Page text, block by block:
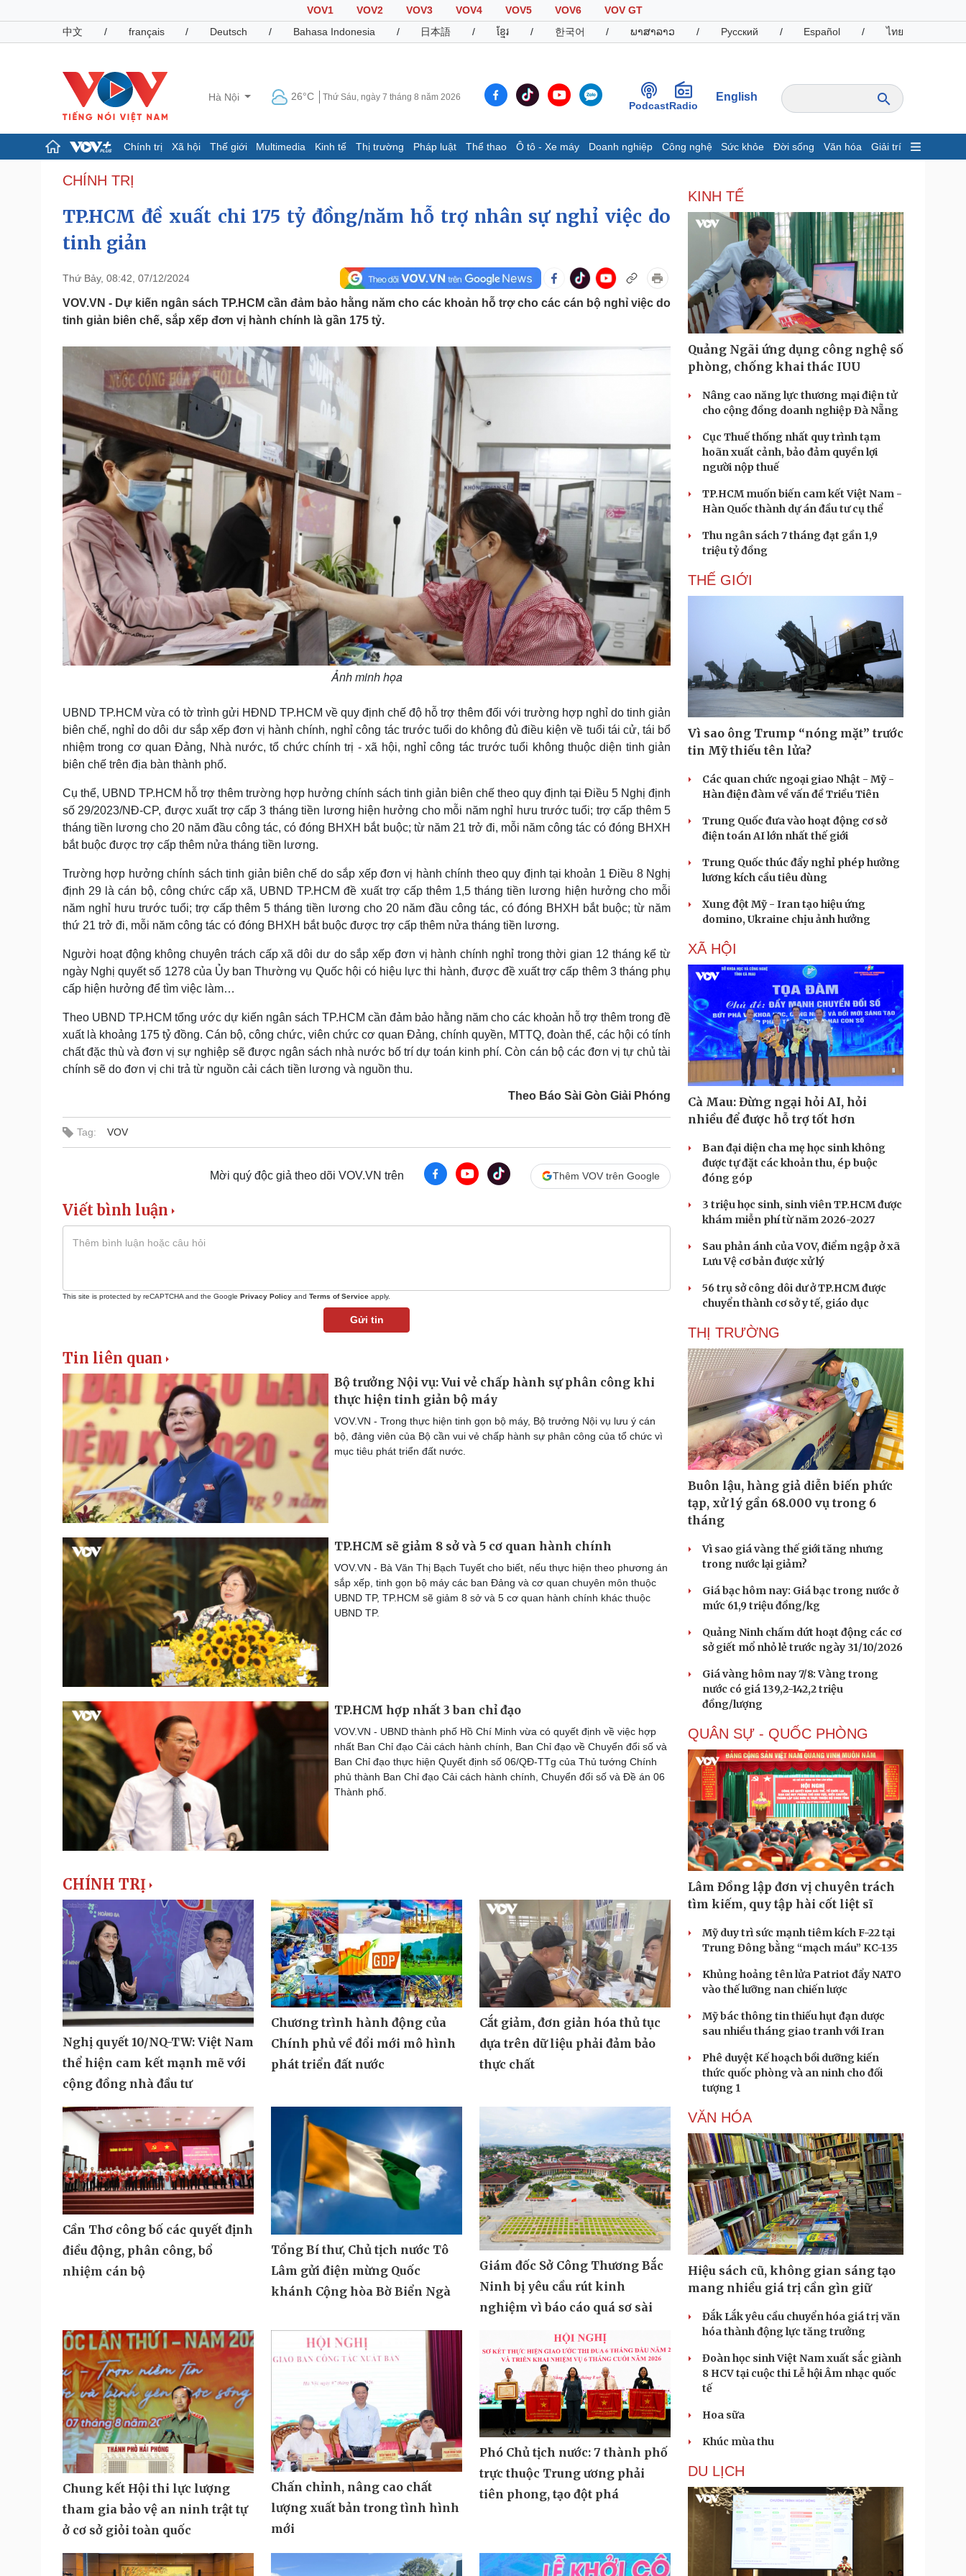
VOV1 VOV2 VOV3 VOV4 VOV5 VOV6
VOV GT
中文
/ français / Deutsch / Bahasa Indonesia / 日本語 / ខ្មែរ / 한국어 / ພາສາລາວ / Русский / Español / ไทย
Hà Nội 26°C Thứ Sáu, ngày 7 tháng 8 năm 2026
PodcastRadio
English
Chính trị Xã hội Thế giới Multimedia Kinh tế Thị trường Pháp luật Thể thao Ô tô - Xe máy Doanh nghiệp Công nghệ Sức khỏe Đời sống Văn hóa Giải trí
Chính trị
Tổ chức nhân sự
Quốc hội
Nhận diện sự thật
Dự báo thời tiết
Giáo dục
Cuộc sống đó đây
Hồ sơ
Ảnh
E-Magazine
Bất động sản
Khởi nghiệp
Tiêu dùng
Tỷ giá
Chứng khoán
Giá cà phê
Pháp luật
Vụ án
Tin nóng
Tư vấn luật
Quân sự - Quốc phòng
Vũ khí
Việt Nam
Phân tích
Thể thao
Bóng đá
Lịch thi đấu bóng đá
Thế giới thể thao
eSports
Hậu trường
Ô tô - Xe máy
Tư vấn
Doanh nghiệp
Thông tin doanh nghiệp
Doanh nghiệp 24h
Doanh nhân
Vì cộng đồng
Công nghệ
Sành điệu
Tin Công nghệ
Trải nghiệm
Chuyển đổi số
Sức khỏe
Dinh dưỡng - món ngon
Cây thuốc
Sản phụ khoa
Nhi khoa
Nam khoa
Làm đẹp - giảm cân
Phòng mạch online
Ăn sạch sống khỏe
Đời sống
Nhà đẹp
Blog
Tình yêu - Gia đình
Văn hóa
Sân khấu - Điện ảnh
Âm nhạc
Di sản
Sao Việt
check-in
Podcast
Câu chuyện thời sự
Đọc truyện đêm khuya
Cửa sổ tình yêu
Cải chính
CHÍNH TRỊ
TP.HCM đề xuất chi 175 tỷ đồng/năm hỗ trợ nhân sự nghỉ việc do
tinh giản
Thứ Bảy, 08:42, 07/12/2024
VOV.VN - Dự kiến ngân sách TP.HCM cần đảm bảo hằng năm cho các khoản hỗ trợ cho các cán bộ nghỉ việc do
tinh giản biên chế, sắp xếp đơn vị hành chính là gần 175 tỷ.
Ảnh minh họa
UBND TP.HCM vừa có tờ trình gửi HĐND TP.HCM về quy định chế độ hỗ trợ thêm đối với trường hợp nghỉ do tinh giản
biên chế, nghỉ do dôi dư sắp xếp đơn vị hành chính, nghỉ công tác trước tuổi do không đủ điều kiện về tuổi tái cử, tái bổ
nhiệm trong cơ quan Đảng, Nhà nước, tổ chức chính trị - xã hội, nghỉ công tác trước tuổi không thuộc diện tinh giản
biên chế trên địa bàn thành phố.
Cụ thể, UBND TP.HCM hỗ trợ thêm trường hợp hưởng chính sách tinh giản biên chế theo quy định tại Điều 5 Nghị định
số 29/2023/NĐ-CP, được xuất trợ cấp 3 tháng tiền lương hiện hưởng cho mỗi năm nghỉ hưu trước tuổi; trợ cấp thêm 5
tháng tiền lương cho 20 năm đầu công tác, có đóng BHXH bắt buộc; từ năm 21 trở đi, mỗi năm công tác có đóng BHXH
bắt buộc được trợ cấp thêm nửa tháng tiền lương.
Trường hợp hưởng chính sách tinh giản biên chế do sắp xếp đơn vị hành chính theo quy định tại khoản 1 Điều 8 Nghị
định 29 là cán bộ, công chức cấp xã, UBND TP.HCM đề xuất trợ cấp thêm 1,5 tháng tiền lương hiện hưởng cho mỗi
năm nghỉ hưu trước tuổi; trợ cấp thêm 5 tháng tiền lương cho 20 năm đầu công tác, có đóng BHXH bắt buộc; từ năm
thứ 21 trở đi, mỗi năm công tác có đóng BHXH bắt buộc được trợ cấp thêm nửa tháng tiền lương.
Người hoạt động không chuyên trách cấp xã dôi dư do sắp xếp đơn vị hành chính nghỉ trong thời gian 12 tháng kể từ
ngày Nghị quyết số 1278 của Ủy ban Thường vụ Quốc hội có hiệu lực thi hành, được đề xuất trợ cấp thêm 3 tháng phụ
cấp hiện hưởng để tìm việc làm…
Theo UBND TP.HCM tổng ước dự kiến ngân sách TP.HCM cần đảm bảo hằng năm cho các khoản hỗ trợ thêm trong đề
xuất là khoảng 175 tỷ đồng. Cán bộ, công chức, viên chức cơ quan Đảng, chính quyền, MTTQ, đoàn thể, các hội có tính
chất đặc thù và đơn vị sự nghiệp sẽ được ngân sách nhà nước bố trí dự toán kinh phí. Còn cán bộ các đơn vị tự chủ tài
chính sẽ do đơn vị chi trả từ nguồn cải cách tiền lương và nguồn thu.
Theo Báo Sài Gòn Giải Phóng
Tag: VOV
Mời quý độc giả theo dõi VOV.VN trên Thêm VOV trên Google
Viết bình luận
This site is protected by reCAPTCHA and the Google Privacy Policy and Terms of Service apply.
Gửi tin
Tin liên quan
Bộ trưởng Nội vụ: Vui vẻ chấp hành sự phân công khi
thực hiện tinh giản bộ máy
VOV.VN - Trong thực hiện tinh gọn bộ máy, Bộ trưởng Nội vụ lưu ý cán
bộ, đảng viên của Bộ cần vui vẻ chấp hành sự phân công của tổ chức vì
mục tiêu phát triển đất nước.
TP.HCM sẽ giảm 8 sở và 5 cơ quan hành chính
VOV.VN - Bà Văn Thị Bạch Tuyết cho biết, nếu thực hiện theo phương án
sắp xếp, tinh gọn bộ máy các ban Đảng và cơ quan chuyên môn thuộc
UBND TP, TP.HCM sẽ giảm 8 sở và 5 cơ quan hành chính khác thuộc
UBND TP.
TP.HCM hợp nhất 3 ban chỉ đạo
VOV.VN - UBND thành phố Hồ Chí Minh vừa có quyết định về việc hợp
nhất Ban Chỉ đạo Cải cách hành chính, Ban Chỉ đạo về Chuyển đổi số và
Ban Chỉ đạo thực hiện Quyết định số 06/QĐ-TTg của Thủ tướng Chính
phủ thành Ban Chỉ đạo Cải cách hành chính, Chuyển đổi số và Đề án 06
Thành phố.
CHÍNH TRỊ
Nghị quyết 10/NQ-TW: Việt Nam
thể hiện cam kết mạnh mẽ với
cộng đồng nhà đầu tư
Chương trình hành động của
Chính phủ về đổi mới mô hình
phát triển đất nước
Cắt giảm, đơn giản hóa thủ tục
dựa trên dữ liệu phải đảm bảo
thực chất
Cần Thơ công bố các quyết định
điều động, phân công, bổ
nhiệm cán bộ
Tổng Bí thư, Chủ tịch nước Tô
Lâm gửi điện mừng Quốc
khánh Cộng hòa Bờ Biển Ngà
Giám đốc Sở Công Thương Bắc
Ninh bị yêu cầu rút kinh
nghiệm vì báo cáo quá sơ sài
Chung kết Hội thi lực lượng
tham gia bảo vệ an ninh trật tự
ở cơ sở giỏi toàn quốc
Chấn chỉnh, nâng cao chất
lượng xuất bản trong tình hình
mới
Phó Chủ tịch nước: 7 thành phố
trực thuộc Trung ương phải
tiên phong, tạo đột phá
KINH TẾ
Quảng Ngãi ứng dụng công nghệ số
phòng, chống khai thác IUU
Nâng cao năng lực thương mại điện tử
cho cộng đồng doanh nghiệp Đà Nẵng
Cục Thuế thống nhất quy trình tạm
hoãn xuất cảnh, bảo đảm quyền lợi
người nộp thuế
TP.HCM muốn biến cam kết Việt Nam -
Hàn Quốc thành dự án đầu tư cụ thể
Thu ngân sách 7 tháng đạt gần 1,9
triệu tỷ đồng
THẾ GIỚI
Vì sao ông Trump “nóng mặt” trước
tin Mỹ thiếu tên lửa?
Các quan chức ngoại giao Nhật - Mỹ -
Hàn điện đàm về vấn đề Triều Tiên
Trung Quốc đưa vào hoạt động cơ sở
điện toán AI lớn nhất thế giới
Trung Quốc thúc đẩy nghỉ phép hưởng
lương kích cầu tiêu dùng
Xung đột Mỹ - Iran tạo hiệu ứng
domino, Ukraine chịu ảnh hưởng
XÃ HỘI
Cà Mau: Đừng ngại hỏi AI, hỏi
nhiều để được hỗ trợ tốt hơn
Ban đại diện cha mẹ học sinh không
được tự đặt các khoản thu, ép buộc
đóng góp
3 triệu học sinh, sinh viên TP.HCM được
khám miễn phí từ năm 2026-2027
Sau phản ánh của VOV, điểm ngập ở xã
Lưu Vệ cơ bản được xử lý
56 trụ sở công dôi dư ở TP.HCM được
chuyển thành cơ sở y tế, giáo dục
THỊ TRƯỜNG
Buôn lậu, hàng giả diễn biến phức
tạp, xử lý gần 68.000 vụ trong 6
tháng
Vì sao giá vàng thế giới tăng nhưng
trong nước lại giảm?
Giá bạc hôm nay: Giá bạc trong nước ở
mức 61,9 triệu đồng/kg
Quảng Ninh chấm dứt hoạt động các cơ
sở giết mổ nhỏ lẻ trước ngày 31/10/2026
Giá vàng hôm nay 7/8: Vàng trong
nước có giá 139,2-142,2 triệu
đồng/lượng
QUÂN SỰ - QUỐC PHÒNG
Lâm Đồng lập đơn vị chuyên trách
tìm kiếm, quy tập hài cốt liệt sĩ
Mỹ duy trì sức mạnh tiêm kích F-22 tại
Trung Đông bằng “mạch máu” KC-135
Khủng hoảng tên lửa Patriot đẩy NATO
vào thế lưỡng nan chiến lược
Mỹ bác thông tin thiếu hụt đạn dược
sau nhiều tháng giao tranh với Iran
Phê duyệt Kế hoạch bồi dưỡng kiến
thức quốc phòng và an ninh cho đối
tượng 1
VĂN HÓA
Hiệu sách cũ, không gian sáng tạo
mang nhiều giá trị cần gìn giữ
Đắk Lắk yêu cầu chuyển hóa giá trị văn
hóa thành động lực tăng trưởng
Đoàn học sinh Việt Nam xuất sắc giành
8 HCV tại cuộc thi Lễ hội Âm nhạc quốc
tế
Hoa sữa
Khúc mùa thu
DU LỊCH